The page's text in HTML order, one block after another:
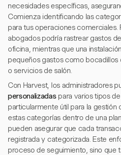
necesidades específicas,
Comienza identificando las
para tus operaciones
abogados podría rastrear gastos
oficina, mientras que una
pequeños gastos como
o servicios de salón.
Con Harvest, los administradores
personalizadas para varios tipos
particularmente útil para la
estas categorías dentro de una
pueden asegurar que cada
registrada y categorizada. Este
proceso de seguimiento, sino que